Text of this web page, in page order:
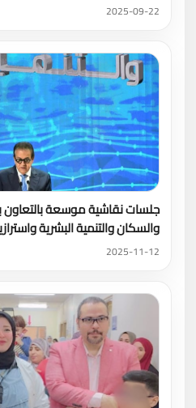
2025-09-22
جلسات نقاشية موسعة بالتعاون
والسكان والتنمية البشرية
2025-11-12